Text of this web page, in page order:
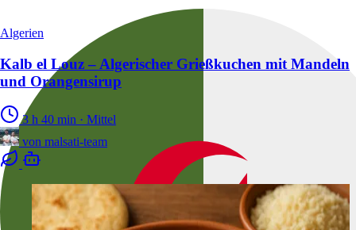
Algerien
Kalb el Louz – Algerischer Grießkuchen mit Mandeln
und Orangensirup
3 h 40 min · Mittel
von malsati-team